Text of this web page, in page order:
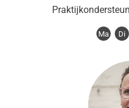
Ma Di